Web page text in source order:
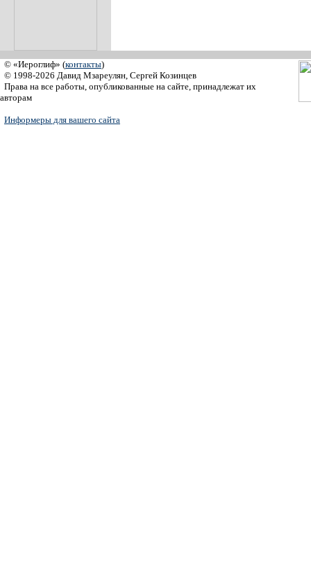
© «Иероглиф» (контакты)
© 1998-2026 Давид Мзареулян, Сергей Козинцев
Права на все работы, опубликованные на сайте, принадлежат их
авторам
Информеры для вашего сайта